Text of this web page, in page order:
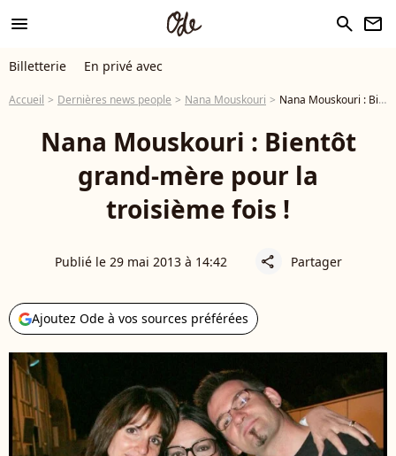
menu search newsletter
Billetterie En privé avec
Accueil Dernières news people Nana Mouskouri Nana Mouskouri : Bientôt grand-mère pour la troisième fois !
Nana Mouskouri : Bientôt
grand-mère pour la
troisième fois !
Publié le 29 mai 2013 à 14:42 share Partager
Ajoutez Ode à vos sources préférées